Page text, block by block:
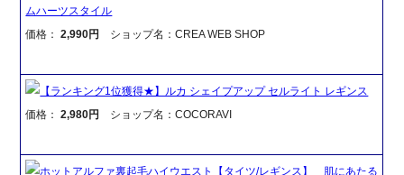
ムハーツスタイル
価格：2,990円 ショップ名：CREA WEB SHOP
【ランキング1位獲得★】ルカ シェイプアップ セルライト レギンス
価格：2,980円 ショップ名：COCORAVI
ホットアルファ裏起毛ハイウエスト【タイツ/レギンス】 肌にあたる